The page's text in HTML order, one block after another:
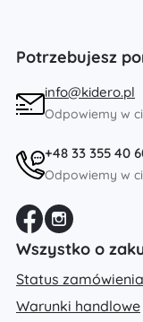
Potrzebujesz
info@kidero.pl
Odpowiemy w
+48 33 355 40
Odpowiemy w
Wszystko o
Status zamówienia
Warunki handlowe